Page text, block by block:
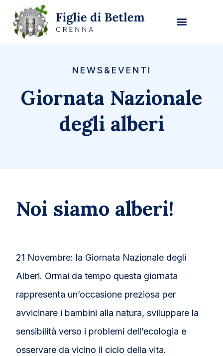
NEWS&EVENTI
Giornata Nazionale
degli alberi
Noi siamo alberi!
21 Novembre: la Giornata Nazionale degli
Alberi. Ormai da tempo questa giornata
rappresenta un’occasione preziosa per
avvicinare i bambini alla natura, sviluppare la
sensibilità verso i problemi dell’ecologia e
osservare da vicino il ciclo della vita.